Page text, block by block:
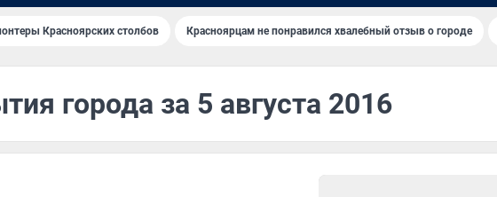
Красноярских столбов Красноярцам не понравился хвалебный отзыв о городе
города за 5 августа 2016